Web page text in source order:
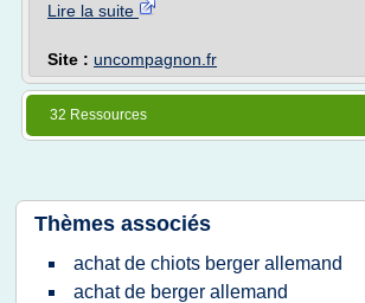
Lire la suite
Site : uncompagnon.fr
32 Ressources
Thèmes associés
achat de chiots berger allemand
achat de berger allemand